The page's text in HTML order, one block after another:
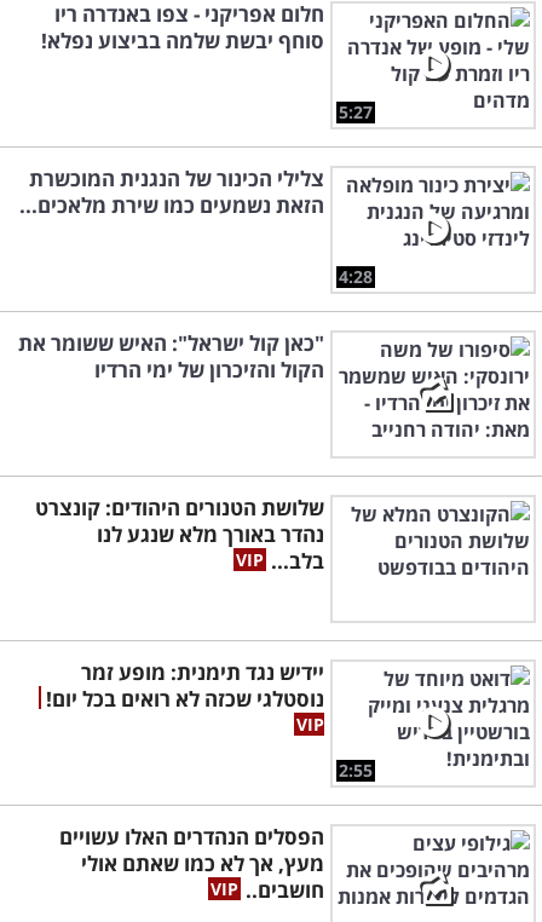
5:27
חלום אפריקני - צפו באנדרה ריו
סוחף יבשת שלמה בביצוע נפלא!
4:28
צלילי הכינור של הנגנית המוכשרת
הזאת נשמעים כמו שירת מלאכים...
"כאן קול ישראל": האיש ששומר את
הקול והזיכרון של ימי הרדיו
שלושת הטנורים היהודים: קונצרט
נהדר באורך מלא שנגע לנו
בלב...
2:55
יידיש נגד תימנית: מופע זמר
נוסטלגי שכזה לא רואים בכל יום!
הפסלים הנהדרים האלו עשויים
מעץ, אך לא כמו שאתם אולי
חושבים..